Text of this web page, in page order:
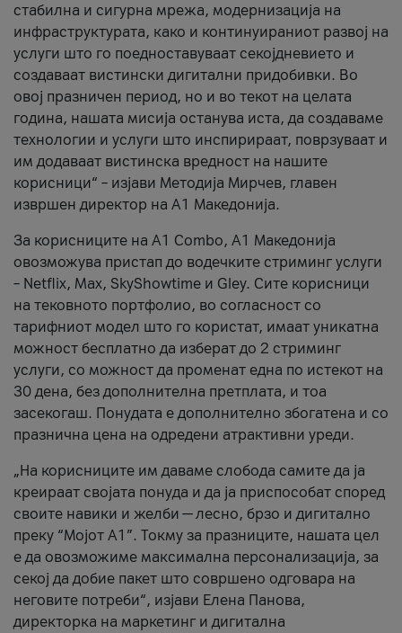
стабилна и сигурна мрежа, модернизација на
инфраструктурата, како и континуираниот развој на
услуги што го поедноставуваат секојдневието и
создаваат вистински дигитални придобивки. Во
овој празничен период, но и во текот на целата
година, нашата мисија останува иста, да создаваме
технологии и услуги што инспирираат, поврзуваат и
им додаваат вистинска вредност на нашите
корисници“ – изјави Методија Мирчев, главен
извршен директор на А1 Македонија.
За корисниците на A1 Combo, А1 Македонија
овозможува пристап до водечките стриминг услуги
– Netflix, Max, SkyShowtime и Gley. Сите корисници
на тековното портфолио, во согласност со
тарифниот модел што го користат, имаат уникатна
можност бесплатно да изберат до 2 стриминг
услуги, со можност да променат една по истекот на
30 дена, без дополнителна претплата, и тоа
засекогаш. Понудата е дополнително збогатена и со
празнична цена на одредени атрактивни уреди.
„На корисниците им даваме слобода самите да ја
креираат својата понуда и да ја приспособат според
своите навики и желби — лесно, брзо и дигитално
преку “Мојот А1”. Токму за празниците, нашата цел
е да овозможиме максимална персонализација, за
секој да добие пакет што совршено одговара на
неговите потреби“, изјави Елена Панова,
директорка на маркетинг и дигитална